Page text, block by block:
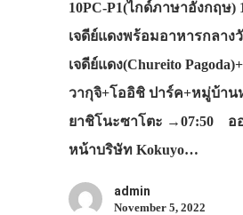
10PC-P1(ไกด์ภาษาอังกฤษ)
เจดีย์แดงพร้อมอาหารกลาง
เจดีย์แดง(Chureito
วากุจิ+โออิชิ ปาร์ค+หมู่บ้าน
ยาชิโนะซาโตะ →07:50 อ
หน้าบริษัท Kokuyo…
admin
November 5, 2022